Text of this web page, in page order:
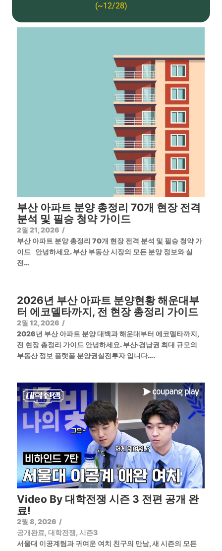
(~12/28)
부산 아파트 분양 총정리 70개 현장 전격
분석 및 필승 청약 가이드
2월 21, 2026 /
부산 아파트 분양 총정리 70개 현장 전격 분석 및 필승 청약 가
이드 안녕하세요. 부산 부동산 시장의 모든 분양 정보와 실
전…
2026년 부산 아파트 분양현황 해운대부
터 에코델타까지, 전 현장 총정리 가이드
2월 12, 2026 /
2026년 부산 아파트 분양 대백과 해운대부터 에코델타까지,
전 현장 총정리 가이드 안녕하세요. 부산·경남권 최대 규모의
부동산 정보 플랫폼 분양권실전투자 입니다….
Video By 대학전쟁 시즌 3 전편 공개 완
료!
2월 8, 2026 /
공개완료, 대학전쟁, 시즌3
서울대 이공계팀과 귀여운 여치 친구의 만남, 새 시즌의 모든